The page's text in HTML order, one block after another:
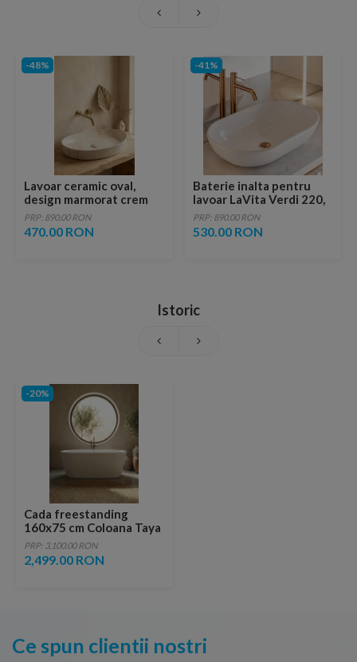
-48%
Lavoar ceramic oval,
design marmorat crem
lucios cu vene aurii,
ventil inclus
PRP: 890.00 RON
470.00 RON
-41%
Baterie inalta pentru
lavoar LaVita Verdi 220,
fara ventil, brushed
copper
PRP: 890.00 RON
530.00 RON
Istoric
-20%
Cada freestanding
160x75 cm Coloana Taya
Line, acril alb lucios
PRP: 3,100.00 RON
2,499.00 RON
Ce spun clientii nostri